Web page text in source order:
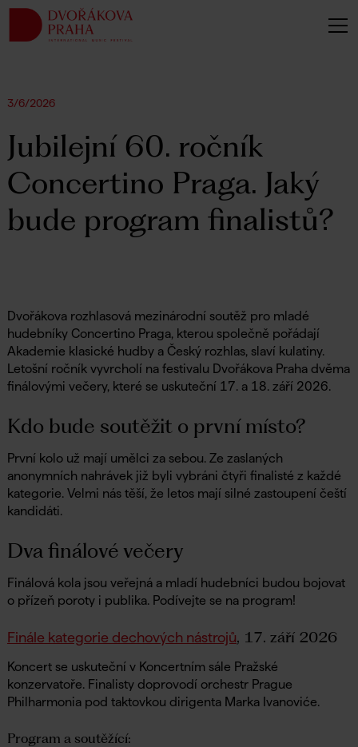
3/6/2026
Jubilejní 60. ročník
Concertino Praga. Jaký
bude program finalistů?
Dvořákova rozhlasová mezinárodní soutěž pro mladé
hudebníky Concertino Praga, kterou společně pořádají
Akademie klasické hudby a Český rozhlas, slaví kulatiny.
Letošní ročník vyvrcholí na festivalu Dvořákova Praha dvěma
finálovými večery, které se uskuteční 17. a 18. září 2026.
Kdo bude soutěžit o první místo?
První kolo už mají umělci za sebou. Ze zaslaných
anonymních nahrávek již byli vybráni čtyři finalisté z každé
kategorie. Velmi nás těší, že letos mají silné zastoupení čeští
kandidáti.
Dva finálové večery
Finálová kola jsou veřejná a mladí hudebníci budou bojovat
o přízeň poroty i publika. Podívejte se na program!
Finále kategorie dechových nástrojů, 17. září 2026
Koncert se uskuteční v Koncertním sále Pražské
konzervatoře. Finalisty doprovodí orchestr Prague
Philharmonia pod taktovkou dirigenta Marka Ivanoviće.
Program a soutěžící: